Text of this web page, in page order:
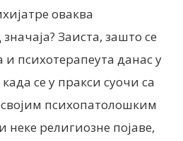
оваква
значаја? Заиста, зашто се
и психотерапеута данас у
се у пракси суочи са
психопатолошким
неке религиозне појаве,